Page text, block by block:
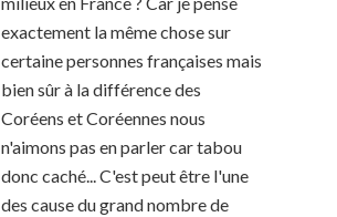
exactement la même chose sur
certaine personnes françaises mais
bien sûr à la différence des
Coréens et Coréennes nous
n'aimons pas en parler car tabou
donc caché... C'est peut être l'une
des cause du grand nombre de